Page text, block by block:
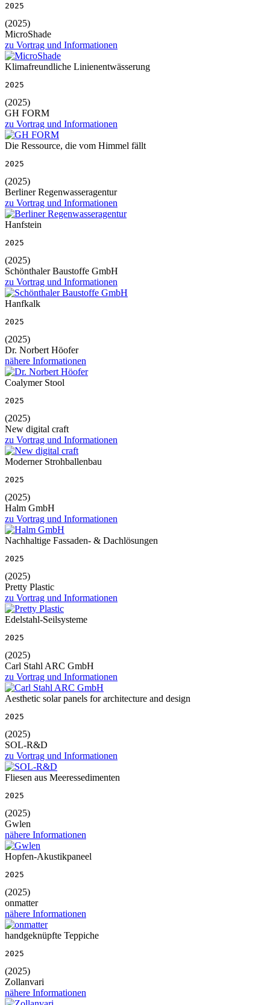
2025
(2025)
MicroShade
zu Vortrag und Informationen
Klimafreundliche Linienentwässerung
2025
(2025)
GH FORM
zu Vortrag und Informationen
Die Ressource, die vom Himmel fällt
2025
(2025)
Berliner Regenwasseragentur
zu Vortrag und Informationen
Hanfstein
2025
(2025)
Schönthaler Baustoffe GmbH
zu Vortrag und Informationen
Hanfkalk
2025
(2025)
Dr. Norbert Höofer
nähere Informationen
Coalymer Stool
2025
(2025)
New digital craft
zu Vortrag und Informationen
Moderner Strohballenbau
2025
(2025)
Halm GmbH
zu Vortrag und Informationen
Nachhaltige Fassaden- & Dachlösungen
2025
(2025)
Pretty Plastic
zu Vortrag und Informationen
Edelstahl-Seilsysteme
2025
(2025)
Carl Stahl ARC GmbH
zu Vortrag und Informationen
Aesthetic solar panels for architecture and design
2025
(2025)
SOL-R&D
zu Vortrag und Informationen
Fliesen aus Meeressedimenten
2025
(2025)
Gwlen
nähere Informationen
Hopfen-Akustikpaneel
2025
(2025)
onmatter
nähere Informationen
handgeknüpfte Teppiche
2025
(2025)
Zollanvari
nähere Informationen